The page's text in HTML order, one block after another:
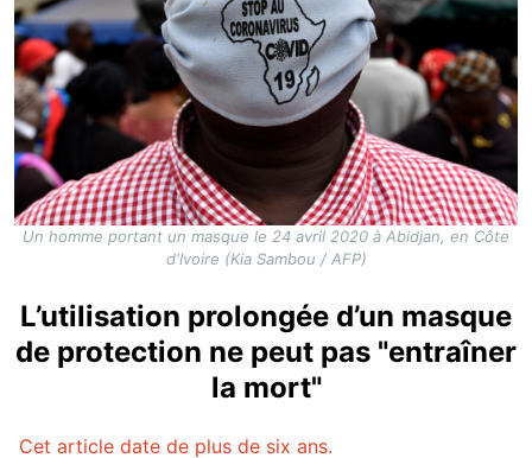
Un homme portant un masque le 24 avril 2020 à Abidjan, en Côte
d'Ivoire (Kia Sambou / AFP)
L’utilisation prolongée d’un masque
de protection ne peut pas "entraîner
la mort"
Cet article date de plus de six ans.